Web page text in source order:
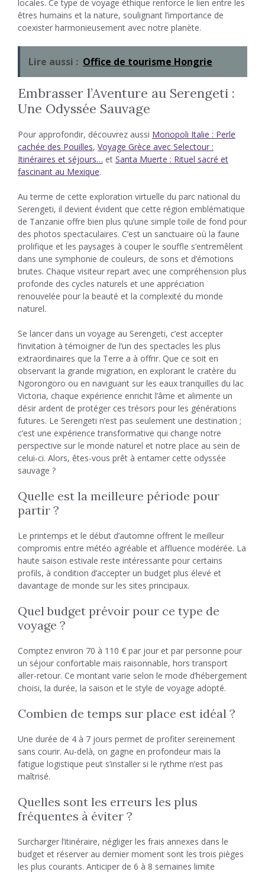
locales. Ce type de voyage éthique renforce le lien entre les
êtres humains et la nature, soulignant l’importance de
coexister harmonieusement avec notre planète.
Lire aussi : Office de tourisme Hongrie
Embrasser l’Aventure au Serengeti :
Une Odyssée Sauvage
Pour approfondir, découvrez aussi Monopoli Italie : Perle
cachée des Pouilles, Voyage Grèce avec Selectour :
Itinéraires et séjours… et Santa Muerte : Rituel sacré et
fascinant au Mexique.
Au terme de cette exploration virtuelle du parc national du
Serengeti, il devient évident que cette région emblématique
de Tanzanie offre bien plus qu’une simple toile de fond pour
des photos spectaculaires. C’est un sanctuaire où la faune
prolifique et les paysages à couper le souffle s’entremêlent
dans une symphonie de couleurs, de sons et d’émotions
brutes. Chaque visiteur repart avec une compréhension plus
profonde des cycles naturels et une appréciation
renouvelée pour la beauté et la complexité du monde
naturel.
Se lancer dans un voyage au Serengeti, c’est accepter
l’invitation à témoigner de l’un des spectacles les plus
extraordinaires que la Terre a à offrir. Que ce soit en
observant la grande migration, en explorant le cratère du
Ngorongoro ou en naviguant sur les eaux tranquilles du lac
Victoria, chaque expérience enrichit l’âme et alimente un
désir ardent de protéger ces trésors pour les générations
futures. Le Serengeti n’est pas seulement une destination ;
c’est une expérience transformative qui change notre
perspective sur le monde naturel et notre place au sein de
celui-ci. Alors, êtes-vous prêt à entamer cette odyssée
sauvage ?
Quelle est la meilleure période pour
partir ?
Le printemps et le début d’automne offrent le meilleur
compromis entre météo agréable et affluence modérée. La
haute saison estivale reste intéressante pour certains
profils, à condition d’accepter un budget plus élevé et
davantage de monde sur les sites principaux.
Quel budget prévoir pour ce type de
voyage ?
Comptez environ 70 à 110 € par jour et par personne pour
un séjour confortable mais raisonnable, hors transport
aller-retour. Ce montant varie selon le mode d’hébergement
choisi, la durée, la saison et le style de voyage adopté.
Combien de temps sur place est idéal ?
Une durée de 4 à 7 jours permet de profiter sereinement
sans courir. Au-delà, on gagne en profondeur mais la
fatigue logistique peut s’installer si le rythme n’est pas
maîtrisé.
Quelles sont les erreurs les plus
fréquentes à éviter ?
Surcharger l’itinéraire, négliger les frais annexes dans le
budget et réserver au dernier moment sont les trois pièges
les plus courants. Anticiper de 6 à 8 semaines limite